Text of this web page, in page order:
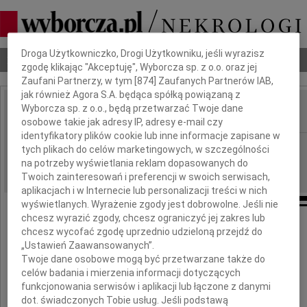
Nekrologi Odeszli Poradnik pogrzebowy
IMIĘ I NAZWISKO:
REGION: Kraków
DATA EMISJI: 13.11.2009
Wstrząśnięty
Współpracownika i Przyjaciela
Dbamy o Twoją prywatność
Droga Użytkowniczko, Drogi Użytkowniku, jeśli wyrazisz
zgodę klikając "Akceptuję", Wyborcza sp. z o.o. oraz jej
Zaufani Partnerzy, w tym [874] Zaufanych Partnerów IAB,
jak również Agora S.A. będąca spółką powiązaną z
Wyborcza sp. z o.o., będą przetwarzać Twoje dane
osobowe takie jak adresy IP, adresy e-mail czy
identyfikatory plików cookie lub inne informacje zapisane w
tych plikach do celów marketingowych, w szczególności
na potrzeby wyświetlania reklam dopasowanych do
Twoich zainteresowań i preferencji w swoich serwisach,
aplikacjach i w Internecie lub personalizacji treści w nich
wyświetlanych. Wyrażenie zgody jest dobrowolne. Jeśli nie
chcesz wyrazić zgody, chcesz ograniczyć jej zakres lub
chcesz wycofać zgodę uprzednio udzieloną przejdź do
„Ustawień Zaawansowanych”.
Twoje dane osobowe mogą być przetwarzane także do
celów badania i mierzenia informacji dotyczących
funkcjonowania serwisów i aplikacji lub łączone z danymi
dot. świadczonych Tobie usług. Jeśli podstawą